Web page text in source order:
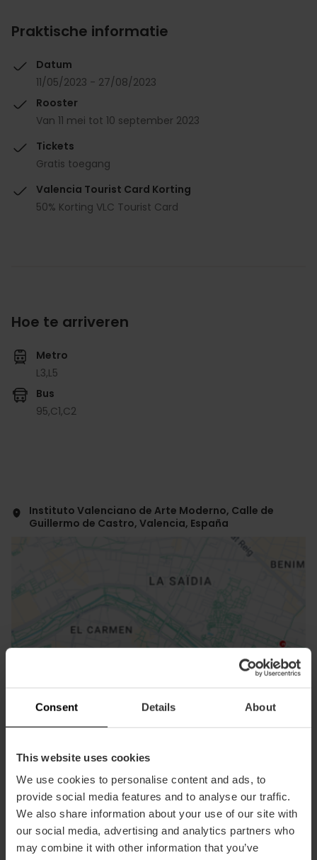
Consent Details About
This website uses cookies
We use cookies to personalise content and ads, to
provide social media features and to analyse our traffic.
We also share information about your use of our site with
our social media, advertising and analytics partners who
may combine it with other information that you’ve
Praktische informatie
Datum
11/05/2023 - 27/08/2023
Rooster
Van 11 mei tot 10 september 2023
Tickets
Gratis toegang
Valencia Tourist Card Korting
50% Korting VLC Tourist Card
Hoe te arriveren
Metro
L3,L5
Bus
95,C1,C2
Instituto Valenciano de Arte Moderno, Calle de
Guillermo de Castro, Valencia, España
Bekijk kaart
Routebeschrijving